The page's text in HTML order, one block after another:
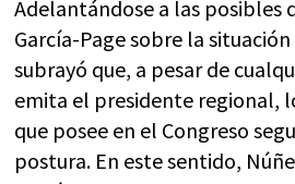
Adelantándose a las posibles
García-Page sobre la
subrayó que, a pesar de
emita el presidente regional,
que posee en el Congreso
postura. En este sentido,